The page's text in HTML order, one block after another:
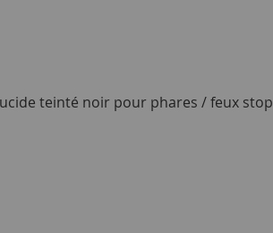
teinté noir pour phares / feux stop